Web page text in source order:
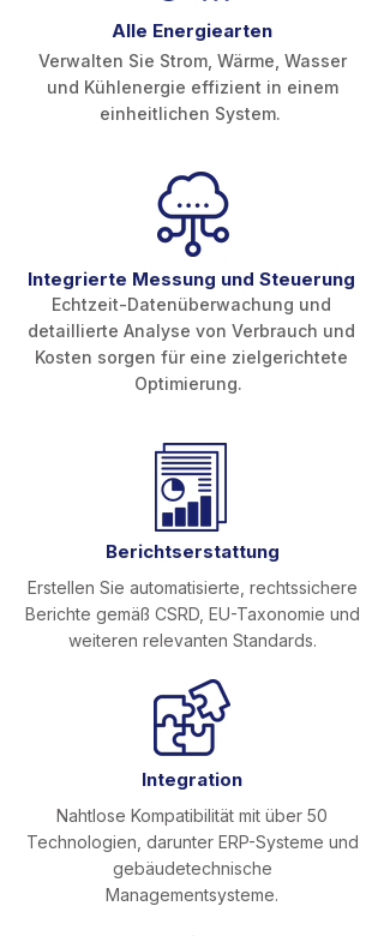
Alle Energiearten
Verwalten Sie Strom, Wärme, Wasser
und Kühlenergie effizient in einem
einheitlichen System.
Integrierte Messung und Steuerung
Echtzeit-Datenüberwachung und
detaillierte Analyse von Verbrauch und
Kosten sorgen für eine zielgerichtete
Optimierung.
Berichtserstattung
Erstellen Sie automatisierte, rechtssichere
Berichte gemäß CSRD, EU-Taxonomie und
weiteren relevanten Standards.
Integration
Nahtlose Kompatibilität mit über 50
Technologien, darunter ERP-Systeme und
gebäudetechnische
Managementsysteme.